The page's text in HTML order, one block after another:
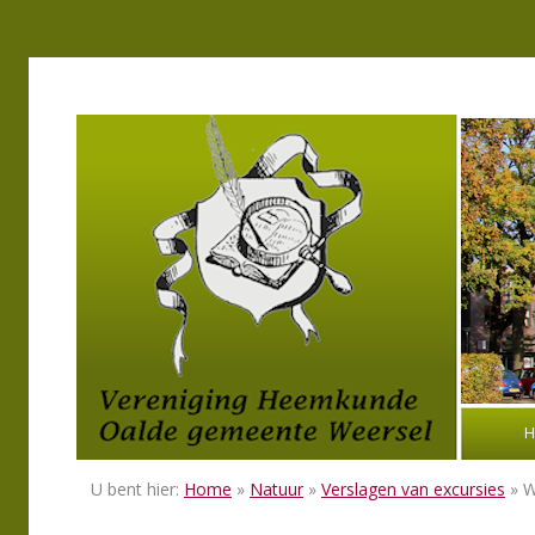
U bent hier: Home » Natuur» Verslagen van excursies »